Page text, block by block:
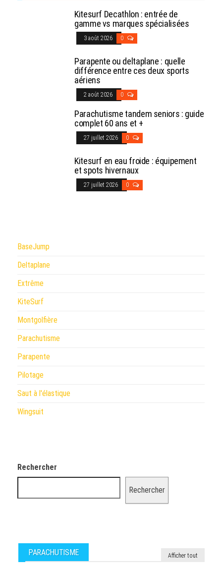
Kitesurf Decathlon : entrée de
gamme vs marques spécialisées
3 août 2026 0
Parapente ou deltaplane : quelle
différence entre ces deux sports
aériens
2 août 2026 0
Parachutisme tandem seniors : guide
complet 60 ans et +
27 juillet 2026 0
Kitesurf en eau froide : équipement
et spots hivernaux
27 juillet 2026 0
BaseJump
Deltaplane
Extrême
KiteSurf
Montgolfière
Parachutisme
Parapente
Pilotage
Saut à l'élastique
Wingsuit
Rechercher
Rechercher
PARACHUTISME Afficher tout